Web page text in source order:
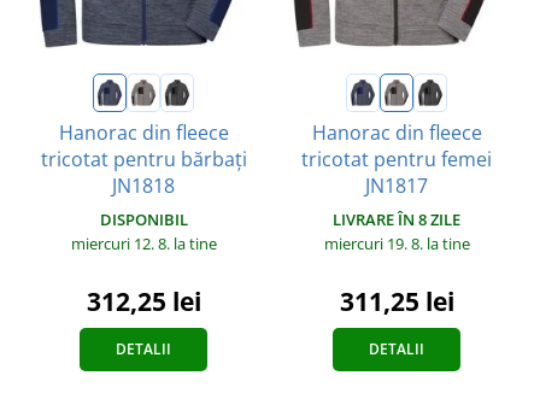
Hanorac din fleece
tricotat pentru bărbați
JN1818
DISPONIBIL
miercuri 12. 8. la tine
312,25 lei
DETALII
Hanorac din fleece
tricotat pentru femei
JN1817
LIVRARE ÎN 8 ZILE
miercuri 19. 8. la tine
311,25 lei
DETALII